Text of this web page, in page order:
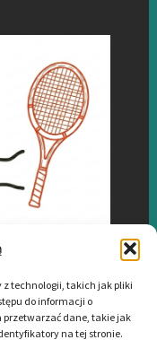
technologii, takich jak pliki
do informacji o
przetwarzać dane, takie jak
na tej stronie.
/ By